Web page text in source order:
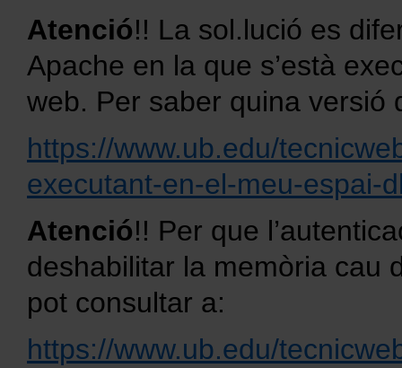
Atenció!! La sol.lució es
Apache en la que s’està
web. Per saber quina versió
https://www.ub.edu/
executant-en-el-meu-espai-
Atenció!! Per que
deshabilitar la memòria cau
pot consultar a:
https://www.ub.edu/